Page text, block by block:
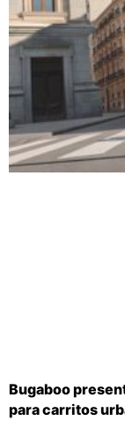
Bugaboo
para carritos